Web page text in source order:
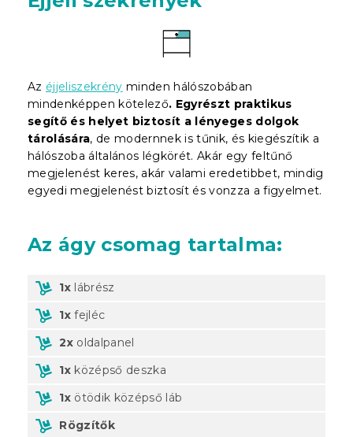
Az éjjeliszekrény minden hálószobában
mindenképpen kötelező. Egyrészt praktikus
segítő és helyet biztosít a lényeges dolgok
tárolására, de modernnek is tűnik, és kiegészítik a
hálószoba általános légkörét. Akár egy feltűnő
megjelenést keres, akár valami eredetibbet, mindig
egyedi megjelenést biztosít és vonzza a figyelmet.
Az ágy csomag tartalma:
1x lábrész
1x fejléc
2x oldalpanel
1x középső deszka
1x ötödik középső láb
Rögzítők